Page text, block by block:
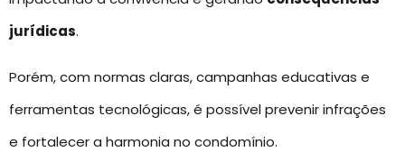
jurídicas.
Porém, com normas claras, campanhas educativas e
ferramentas tecnológicas, é possível prevenir infrações
e fortalecer a harmonia no condomínio.